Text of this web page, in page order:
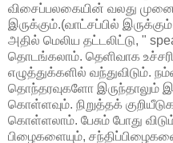
விசைப்பலகையின் வலது
இருக்கும்.(வாட்சப்பில்
அதில் மெலிய தட்டலிட்டு, "
தொடங்கலாம். தெளிவாக
எழுத்துக்களில் வந்துவிடும்.
தொந்தரவுகளோ இருந்தாலும்
கொள்ளவும். நிறுத்தக்
கொள்ளலாம். பேசும் போது
பிழைகளையும்,